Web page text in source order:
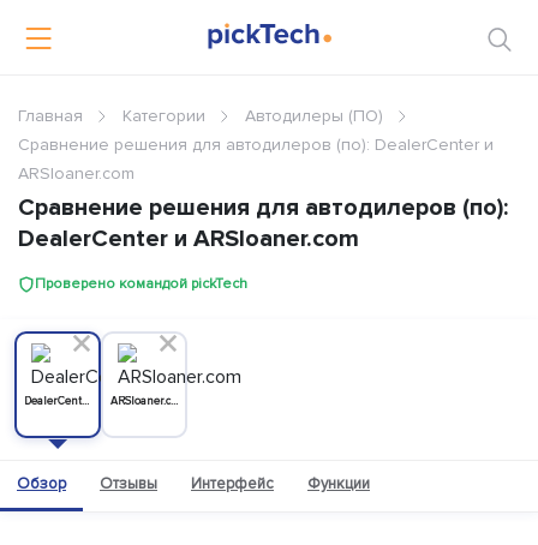
Главная Категории
Автодилеры (ПО)
Сравнение решения для автодилеров (по): DealerCenter и
ARSloaner.com
Сравнение решения для автодилеров (по):
DealerCenter и ARSloaner.com
Проверено командой pickTech
DealerCenter ARSloaner.com
Обзор Отзывы Интерфейс Функции